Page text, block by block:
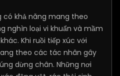
có khả năng mang theo
nghìn loại vi khuẩn và mầm
Khi ruồi tiếp xúc với
theo các tác nhân gây
dừng chân. Những nơi